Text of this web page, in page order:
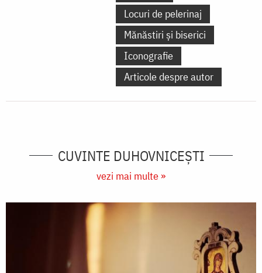
Locuri de pelerinaj
Mănăstiri și biserici
Iconografie
Articole despre autor
CUVINTE DUHOVNICEȘTI
vezi mai multe »